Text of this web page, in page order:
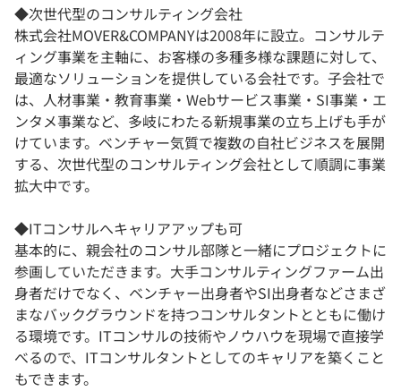
◆次世代型のコンサルティング会社
株式会社MOVER&COMPANYは2008年に設立。コンサルテ
ィング事業を主軸に、お客様の多種多様な課題に対して、
最適なソリューションを提供している会社です。子会社で
は、人材事業・教育事業・Webサービス事業・SI事業・エ
ンタメ事業など、多岐にわたる新規事業の立ち上げも手が
けています。ベンチャー気質で複数の自社ビジネスを展開
する、次世代型のコンサルティング会社として順調に事業
拡大中です。
◆ITコンサルへキャリアアップも可
基本的に、親会社のコンサル部隊と一緒にプロジェクトに
参画していただきます。大手コンサルティングファーム出
身者だけでなく、ベンチャー出身者やSI出身者などさまざ
まなバックグラウンドを持つコンサルタントとともに働け
る環境です。ITコンサルの技術やノウハウを現場で直接学
べるので、ITコンサルタントとしてのキャリアを築くこと
もできます。